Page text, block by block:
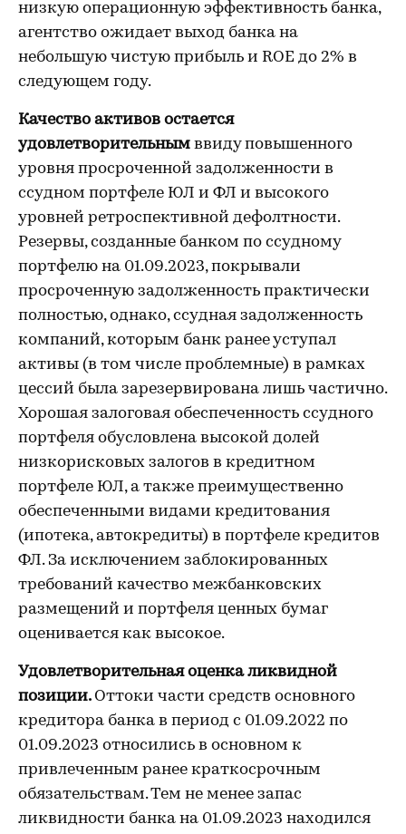
низкую операционную эффективность банка,
агентство ожидает выход банка на
небольшую чистую прибыль и ROE до 2% в
следующем году.
Качество активов остается
удовлетворительным ввиду повышенного
уровня просроченной задолженности в
ссудном портфеле ЮЛ и ФЛ и высокого
уровней ретроспективной дефолтности.
Резервы, созданные банком по ссудному
портфелю на 01.09.2023, покрывали
просроченную задолженность практически
полностью, однако, ссудная задолженность
компаний, которым банк ранее уступал
активы (в том числе проблемные) в рамках
цессий была зарезервирована лишь частично.
Хорошая залоговая обеспеченность ссудного
портфеля обусловлена высокой долей
низкорисковых залогов в кредитном
портфеле ЮЛ, а также преимущественно
обеспеченными видами кредитования
(ипотека, автокредиты) в портфеле кредитов
ФЛ. За исключением заблокированных
требований качество межбанковских
размещений и портфеля ценных бумаг
оценивается как высокое.
Удовлетворительная оценка ликвидной
позиции. Оттоки части средств основного
кредитора банка в период с 01.09.2022 по
01.09.2023 относились в основном к
привлеченным ранее краткосрочным
обязательствам. Тем не менее запас
ликвидности банка на 01.09.2023 находился